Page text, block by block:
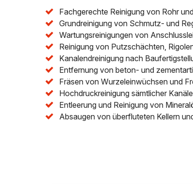
Fachgerechte Reinigung von Rohr
Grundreinigung von Schmutz- und
Wartungsreinigungen von
Reinigung von Putzschächten,
Kanalendreinigung nach
Entfernung von beton- und
Fräsen von Wurzeleinwüchsen und
Hochdruckreinigung sämtlicher
Entleerung und Reinigung von
Absaugen von überfluteten Kellern